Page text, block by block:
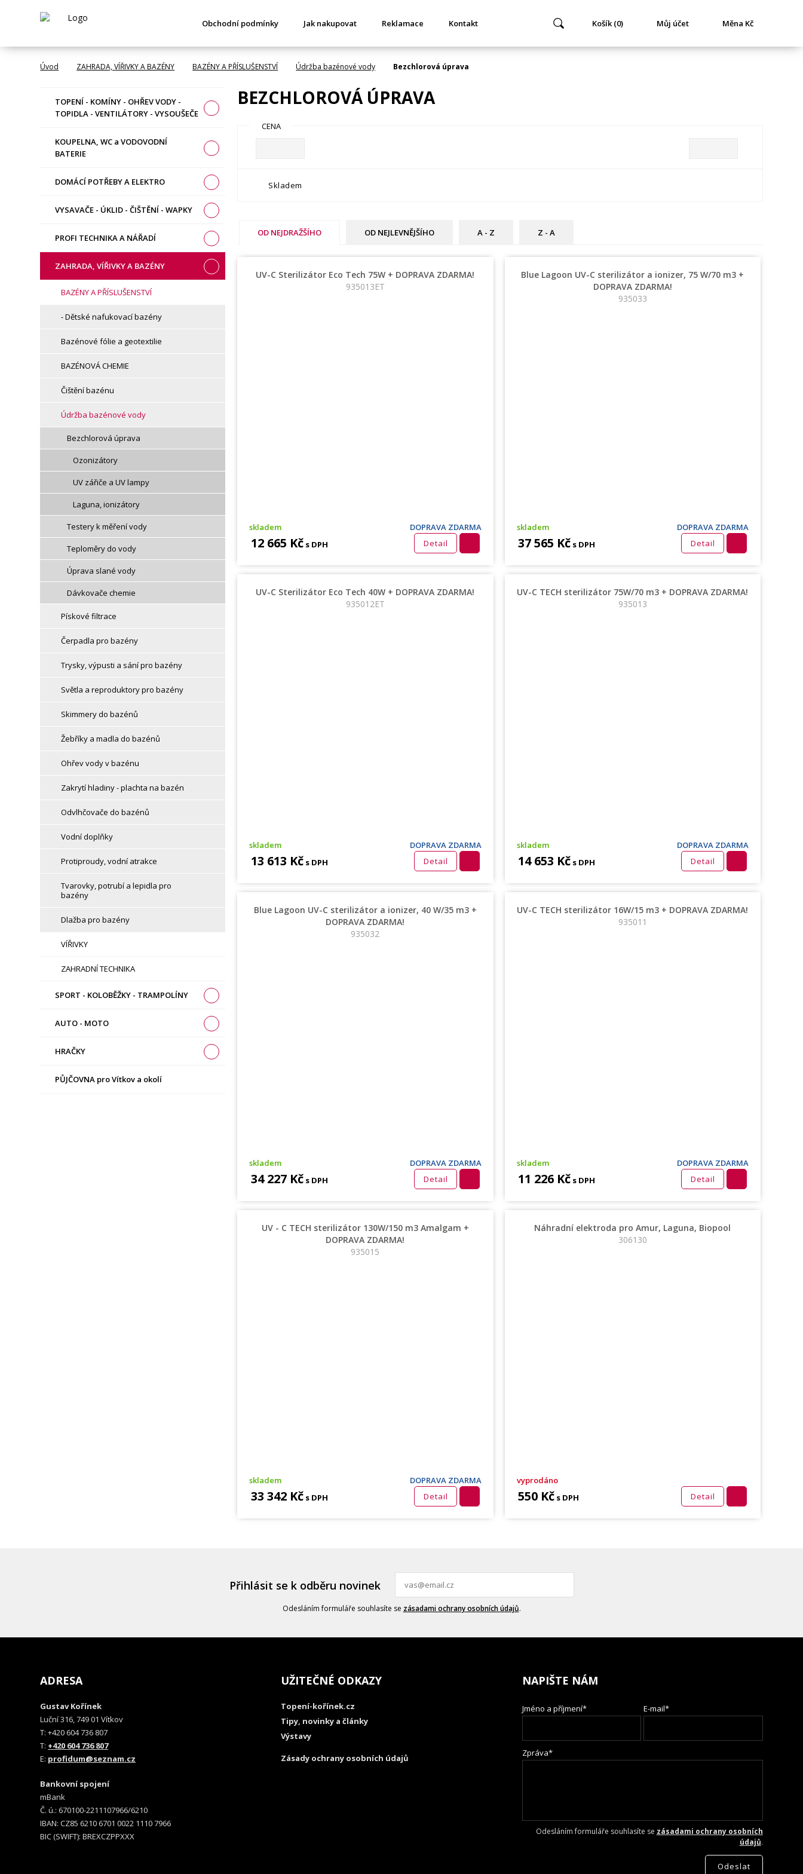
Obchodní podmínky Jak nakupovat Reklamace Kontakt Košík (0) Můj účet Měna Kč
Úvod ZAHRADA, VÍŘIVKY A BAZÉNY BAZÉNY A PŘÍSLUŠENSTVÍ Údržba bazénové vody Bezchlorová úprava
TOPENÍ - KOMÍNY - OHŘEV VODY -
TOPIDLA - VENTILÁTORY - VYSOUŠEČE
KOUPELNA, WC a VODOVODNÍ
BATERIE
DOMÁCÍ POTŘEBY A ELEKTRO
VYSAVAČE - ÚKLID - ČIŠTĚNÍ - WAPKY
PROFI TECHNIKA A NÁŘADÍ
ZAHRADA, VÍŘIVKY A BAZÉNY
BAZÉNY A PŘÍSLUŠENSTVÍ
- Dětské nafukovací bazény
Bazénové fólie a geotextilie
BAZÉNOVÁ CHEMIE
Čištění bazénu
Údržba bazénové vody
Bezchlorová úprava
Ozonizátory
UV zářiče a UV lampy
Laguna, ionizátory
Testery k měření vody
Teploměry do vody
Úprava slané vody
Dávkovače chemie
Pískové filtrace
Čerpadla pro bazény
Trysky, výpusti a sání pro bazény
Světla a reproduktory pro bazény
Skimmery do bazénů
Žebříky a madla do bazénů
Ohřev vody v bazénu
Zakrytí hladiny - plachta na bazén
Odvlhčovače do bazénů
Vodní doplňky
Protiproudy, vodní atrakce
Tvarovky, potrubí a lepidla pro
bazény
Dlažba pro bazény
VÍŘIVKY
ZAHRADNÍ TECHNIKA
SPORT - KOLOBĚŽKY - TRAMPOLÍNY
AUTO - MOTO
HRAČKY
PŮJČOVNA pro Vítkov a okolí
BEZCHLOROVÁ ÚPRAVA
CENA
Skladem
OD NEJDRAŽŠÍHO OD NEJLEVNĚJŠÍHO A - Z Z - A
UV-C Sterilizátor Eco Tech 75W + DOPRAVA ZDARMA!
935013ET
skladem DOPRAVA ZDARMA
12 665 Kčs DPH Detail
Blue Lagoon UV-C sterilizátor a ionizer, 75 W/70 m3 +
DOPRAVA ZDARMA!
935033
skladem DOPRAVA ZDARMA
37 565 Kč s DPH Detail
UV-C Sterilizátor Eco Tech 40W + DOPRAVA ZDARMA!
935012ET
skladem DOPRAVA ZDARMA
13 613 Kčs DPH Detail
UV-C TECH sterilizátor 75W/70 m3 + DOPRAVA ZDARMA!
935013
skladem DOPRAVA ZDARMA
14 653 Kč s DPH Detail
Blue Lagoon UV-C sterilizátor a ionizer, 40 W/35 m3 +
DOPRAVA ZDARMA!
935032
skladem DOPRAVA ZDARMA
34 227 Kčs DPH Detail
UV-C TECH sterilizátor 16W/15 m3 + DOPRAVA ZDARMA!
935011
skladem DOPRAVA ZDARMA
11 226 Kč s DPH Detail
UV - C TECH sterilizátor 130W/150 m3 Amalgam +
DOPRAVA ZDARMA!
935015
skladem DOPRAVA ZDARMA
33 342 Kčs DPH Detail
Náhradní elektroda pro Amur, Laguna, Biopool
306130
vyprodáno
550 Kč s DPH Detail
Přihlásit se k odběru novinek
Odesláním formuláře souhlasíte se zásadami ochrany osobních údajů.
ADRESA
Gustav Kořínek
Luční 316, 749 01 Vítkov
T: +420 604 736 807
T: +420 604 736 807
E: profidum@seznam.cz
Bankovní spojení
mBank
Č. ú.: 670100-2211107966/6210
IBAN: CZ85 6210 6701 0022 1110 7966
BIC (SWIFT): BREXCZPPXXX
UŽITEČNÉ ODKAZY
Topení-kořínek.cz
Tipy, novinky a články
Výstavy
Zásady ochrany osobních údajů
NAPIŠTE NÁM
Jméno a příjmení* E-mail*
Zpráva*
Odesláním formuláře souhlasíte se zásadami ochrany osobních
údajů.
Odeslat